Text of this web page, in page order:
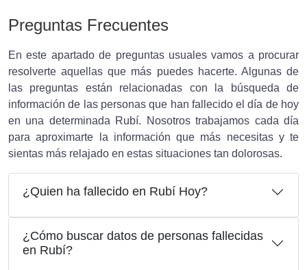
Preguntas Frecuentes
En este apartado de preguntas usuales vamos a procurar
resolverte aquellas que más puedes hacerte. Algunas de
las preguntas están relacionadas con la búsqueda de
información de las personas que han fallecido el día de hoy
en una determinada Rubí. Nosotros trabajamos cada día
para aproximarte la información que más necesitas y te
sientas más relajado en estas situaciones tan dolorosas.
¿Quien ha fallecido en Rubí Hoy?
¿Cómo buscar datos de personas fallecidas
en Rubí?